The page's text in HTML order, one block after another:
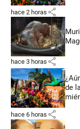
hace 2 horas share
hace 3 horas share
de
hace 6 horas share